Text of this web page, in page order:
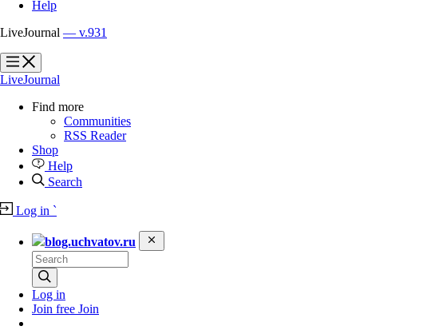
Help
LiveJournal — v.931
?
?
LiveJournal
Find more
Communities
RSS Reader
Shop
Help
Search
Log in `
blog.uchvatov.ru
Log in
Join free Join